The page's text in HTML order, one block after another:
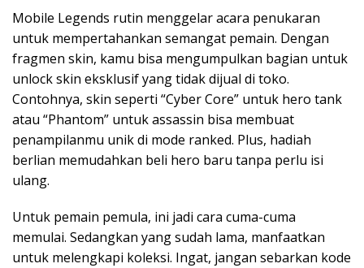
Mobile Legends rutin menggelar acara penukaran
untuk mempertahankan semangat pemain. Dengan
fragmen skin, kamu bisa mengumpulkan bagian untuk
unlock skin eksklusif yang tidak dijual di toko.
Contohnya, skin seperti “Cyber Core” untuk hero tank
atau “Phantom” untuk assassin bisa membuat
penampilanmu unik di mode ranked. Plus, hadiah
berlian memudahkan beli hero baru tanpa perlu isi
ulang.
Untuk pemain pemula, ini jadi cara cuma-cuma
memulai. Sedangkan yang sudah lama, manfaatkan
untuk melengkapi koleksi. Ingat, jangan sebarkan kode